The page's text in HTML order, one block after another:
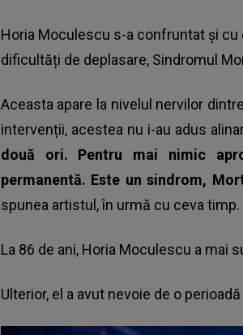
Horia Moculescu s-a confruntat și
dificultăți de deplasare, Sindromul
Aceasta apare la nivelul nervilor
intervenții, acestea nu i-au adus
două ori. Pentru mai nimic
permanentă. Este un sindrom,
spunea artistul, în urmă cu ceva timp.
La 86 de ani, Horia Moculescu a mai
Ulterior, el a avut nevoie de o